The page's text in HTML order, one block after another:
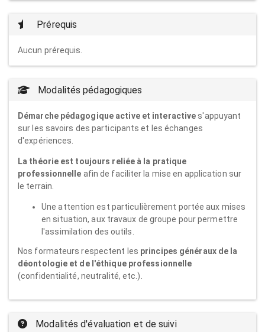
Prérequis
Aucun prérequis.
Modalités pédagogiques
Démarche pédagogique active et interactive s'appuyant
sur les savoirs des participants et les échanges
d'expériences.
La théorie est toujours reliée à la pratique
professionnelle afin de faciliter la mise en application sur
le terrain.
Une attention est particulièrement portée aux mises
en situation, aux travaux de groupe pour permettre
l'assimilation des outils.
Nos formateurs respectent les principes généraux de la
déontologie et de l'éthique professionnelle
(confidentialité, neutralité, etc.).
Modalités d'évaluation et de suivi